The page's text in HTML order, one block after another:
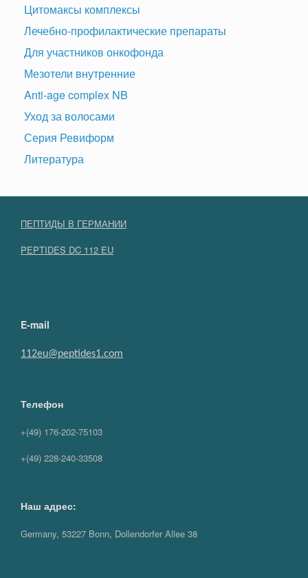
Цитомаксы комплексы
Лечебно-профилактические препараты
Для участников онкофонда
Мезотели внутренние
Anti-age complex NB
Уход за волосами
Серия Ревиформ
Литература
ПЕПТИДЫ В ГЕРМАНИИ
PEPTIDES DC 112 EU
E-mail
112eu@peptides1.com
Телефон
+(49) 176-202-75103
+(49) 228-240-33508
Наш адрес:
Germany, 53227 Bonn, Dollendorfer Allee 38